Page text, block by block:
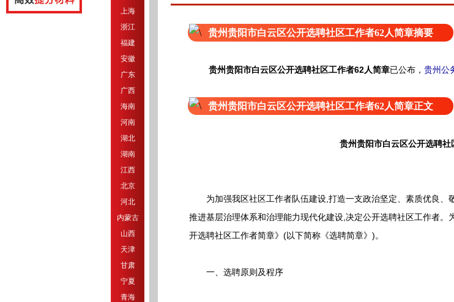
上海
浙江
福建
安徽
广东
广西
海南
河南
湖北
湖南
江西
北京
河北
内蒙古
山西
天津
甘肃
宁夏
青海
贵州贵阳市白云区公开选聘社区工作者62人简章摘要
贵州贵阳市白云区公开选聘社区工作者62人简章已公布 ， 贵州公
贵州贵阳市白云区公开选聘社区工作者62人简章正文
贵州贵阳市白云区公开选聘
为加强我区社区工作者队伍建设,打造一支政治坚定、素质优良、
推进基层治理体系和治理能力现代化建设,决定公开选聘社区工作者
开选聘社区工作者简章》(以下简称《选聘简章》)。
一、选聘原则及程序